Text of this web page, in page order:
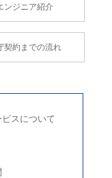
ンジニア紹介
契約までの流れ
スについて